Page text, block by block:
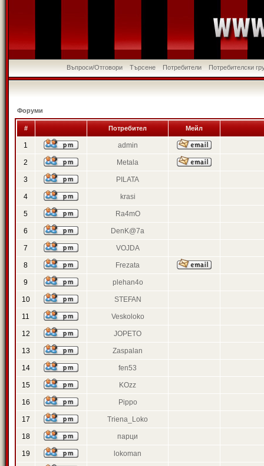
Въпроси/Отговори Търсене Потребители Потребителски
Форуми
# Потребител Мейл
1 admin
2 Metala
3 PILATA
4 krasi
5 Ra4mO
6 DenK@7a
7 VOJDA
8 Frezata
9 plehan4o
10 STEFAN
11 Veskoloko
12 JOPETO
13 Zaspalan
14 fen53
15 KOzz
16 Pippo
17 Triena_Loko
18 парци
19 lokoman